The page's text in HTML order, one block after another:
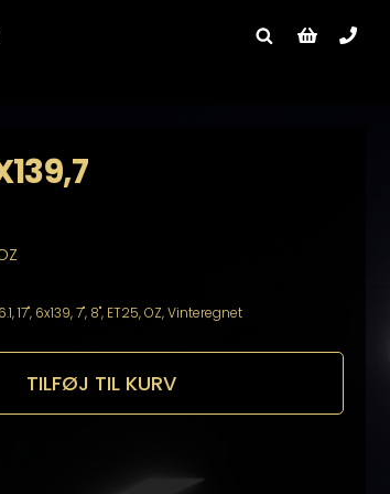
,17", 6x139,7", 8", ET25,OZ,Vinteregnet
TILFØJ TIL KURV